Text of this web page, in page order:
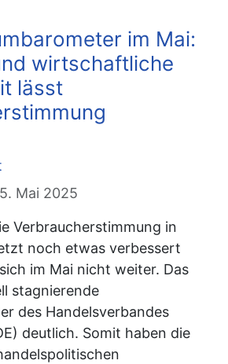
im Mai:
wirtschaftliche
lässt
Mai 2025
Verbraucherstimmung in
noch etwas verbessert
im Mai nicht weiter. Das
stagnierende
des Handelsverbandes
deutlich. Somit haben die